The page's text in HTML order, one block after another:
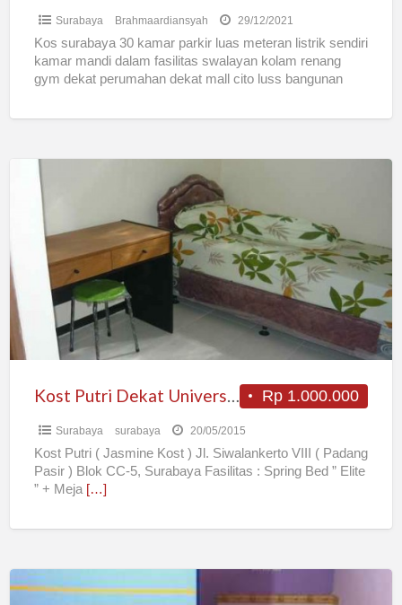
Surabaya Brahmaardiansyah 29/12/2021
Kos surabaya 30 kamar parkir luas meteran listrik sendiri
kamar mandi dalam fasilitas swalayan kolam renang
gym dekat perumahan dekat mall cito luss bangunan
Kost
Putri
Dekat
Universitas
Kristen
Petra
Surabaya
Rp 1.000.000
Kost Putri Dekat Universitas Kristen Petra Surabaya
Surabaya surabaya 20/05/2015
Kost Putri ( Jasmine Kost ) Jl. Siwalankerto VIII ( Padang
Pasir ) Blok CC-5, Surabaya Fasilitas : Spring Bed ” Elite
” + Meja […]
Kos